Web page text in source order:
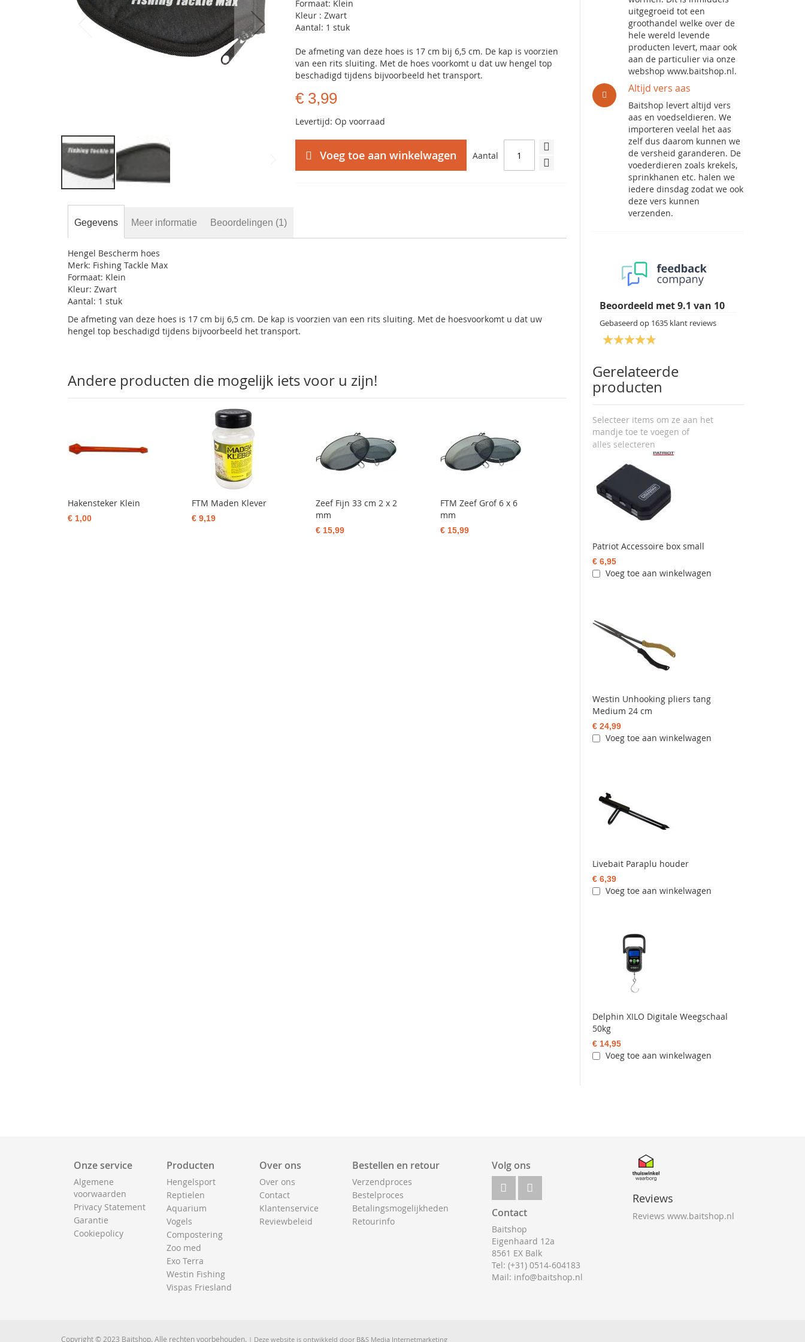
naar
de
afbeeldingen-
gallerij
Formaat: Klein
Kleur : Zwart
Aantal: 1 stuk
De afmeting van deze hoes is 17 cm bij 6,5 cm. De kap is voorzien
van een rits sluiting. Met de hoes voorkomt u dat uw hengel top
beschadigd tijdens bijvoorbeeld het transport.
€ 3,99
Levertijd: Op voorraad
Aantal
Voeg toe aan winkelwagen
uitgegroeid tot een
groothandel welke over de
hele wereld levende
producten levert, maar ook
aan de particulier via onze
webshop www.baitshop.nl.
Altijd vers aas
Baitshop levert altijd vers
aas en voedseldieren. We
importeren veelal het aas
zelf dus daarom kunnen we
de versheid garanderen. De
voederdieren zoals krekels,
sprinkhanen etc. halen we
iedere dinsdag zodat we ook
deze vers kunnen
verzenden.
Beoordeeld met9.1 van 10
Gebaseerd op 1635 klant reviews
Gerelateerde
producten
Selecteer items om ze aan het
mandje toe te voegen of
alles selecteren
Patriot Accessoire box small
€ 6,95
Voeg toe aan winkelwagen
Westin Unhooking pliers tang
Medium 24 cm
€ 24,99
Voeg toe aan winkelwagen
Livebait Paraplu houder
€ 6,39
Voeg toe aan winkelwagen
Delphin XILO Digitale Weegschaal
50kg
€ 14,95
Voeg toe aan winkelwagen
Gegevens
Hengel Bescherm hoes
Merk: Fishing Tackle Max
Formaat: Klein
Kleur: Zwart
Aantal: 1 stuk
De afmeting van deze hoes is 17 cm bij 6,5 cm. De kap is voorzien van een rits sluiting. Met de hoesvoorkomt u dat uw
hengel top beschadigd tijdens bijvoorbeeld het transport.
Meer informatie Beoordelingen 1
Andere producten die mogelijk iets voor u zijn!
Hakensteker Klein
€ 1,00
FTM Maden Klever
€ 9,19
Zeef Fijn 33 cm 2 x 2
mm
€ 15,99
FTM Zeef Grof 6 x 6
mm
€ 15,99
Onze service
Algemene
voorwaarden
Privacy Statement
Garantie
Cookiepolicy
Producten
Hengelsport
Reptielen
Aquarium
Vogels
Compostering
Zoo med
Exo Terra
Westin Fishing
Vispas Friesland
Over ons
Over ons
Contact
Klantenservice
Reviewbeleid
Bestellen en retour
Verzendproces
Bestelproces
Betalingsmogelijkheden
Retourinfo
Volg ons
Contact
Baitshop
Eigenhaard 12a
8561 EX Balk
Tel: (+31) 0514-604183
Mail: info@baitshop.nl
Reviews
Reviews www.baitshop.nl
Copyright © 2023 Baitshop. Alle rechten voorbehouden. | Deze website is ontwikkeld door B&S Media Internetmarketing